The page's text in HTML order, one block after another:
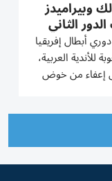
وبيراميدز
الثاني
أبطال إفريقيا
للأندية العربية،
إعفاء من خوض